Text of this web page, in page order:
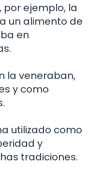
por ejemplo, la
un alimento de
en
la veneraban,
y como
utilizado como
y
tradiciones.